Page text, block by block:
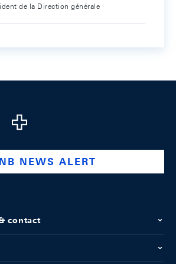
de la Direction générale
company/swiss-national-
www.youtube.com/@swissnationalbank
NEWS ALERT
contact